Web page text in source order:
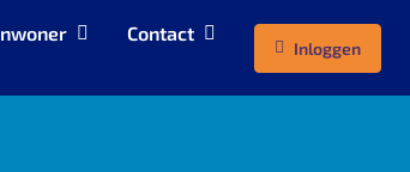
Contact
Inloggen